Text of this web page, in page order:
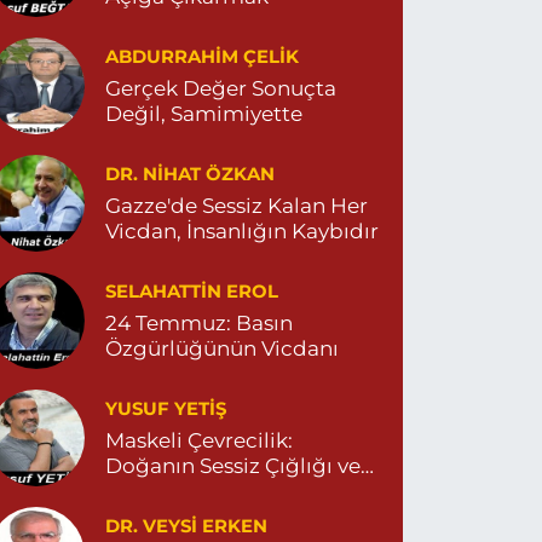
Tema Eczanesi
MAHALLESİ NUSAYBİN CADDE NO:1 E
CD. ÖZEL İPEKYOLU HASTANESİ YANI
0 (482) 312 29 20
Menal Eczanesi
EYYUBİ MAHALLE LOZAN CADDE
0 (482) 415 15 01
Demhat Eczanesi
MAHALLE MARDİN-DİYARBAKIR CADDE
04825112785
0 (482) 511 27 85 Yol Tarifi Al
Ömerli Eczanesi
ABDURRAHIM ÇELİK
Gerçek Değer Sonuçta
Değil, Samimiyette
DR. NIHAT ÖZKAN
Gazze'de Sessiz Kalan Her
Vicdan, İnsanlığın Kaybıdır
SELAHATTIN EROL
24 Temmuz: Basın
Özgürlüğünün Vicdanı
YUSUF YETİŞ
Maskeli Çevrecilik:
Doğanın Sessiz Çığlığı ve
DR. VEYSI ERKEN